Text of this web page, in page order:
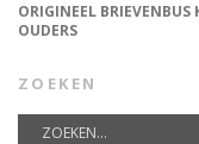
ORIGINEEL BRIEVENBUS
OUDERS
ZOEKEN